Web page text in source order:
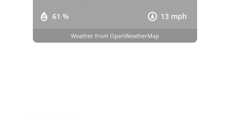
61 % 13 mph
Weather from OpenWeatherMap